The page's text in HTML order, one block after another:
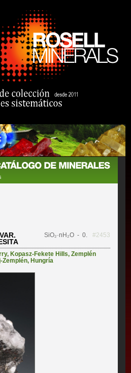
SiO₂·nH₂O- 0. #2453
, Kopasz-Fekete Hills,Zemplén
Zemplén, Hungría